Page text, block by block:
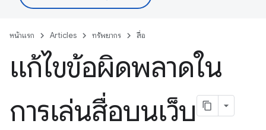
หน้าแรก Articles ทรัพยากร สื่อ
แก้ไขข้อผิดพลาดใน
การเล่นสื่อบนเว็บ